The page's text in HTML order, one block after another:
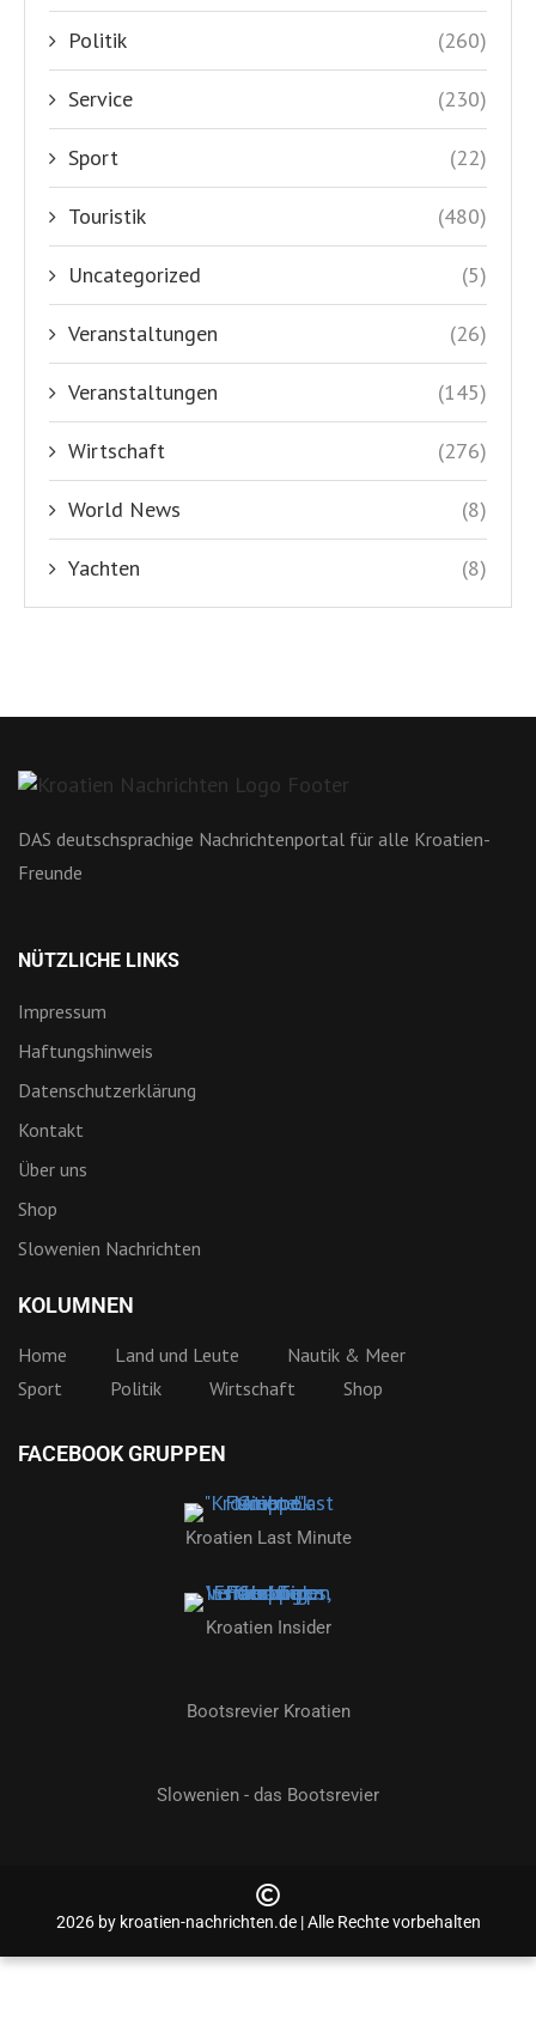
Politik (260)
Service (230)
Sport (22)
Touristik (480)
Uncategorized (5)
Veranstaltungen (26)
Veranstaltungen (145)
Wirtschaft (276)
World News (8)
Yachten (8)
DAS deutschsprachige Nachrichtenportal für alle Kroatien-
Freunde
NÜTZLICHE LINKS
Impressum
Haftungshinweis
Datenschutzerklärung
Kontakt
Über uns
Shop
Slowenien Nachrichten
KOLUMNEN
Home Land und Leute
Nautik & Meer
Sport
Politik Wirtschaft Shop
FACEBOOK GRUPPEN
Kroatien Last Minute
Kroatien Insider
Bootsrevier Kroatien
Slowenien - das Bootsrevier
2026 by kroatien-nachrichten.de | Alle Rechte vorbehalten